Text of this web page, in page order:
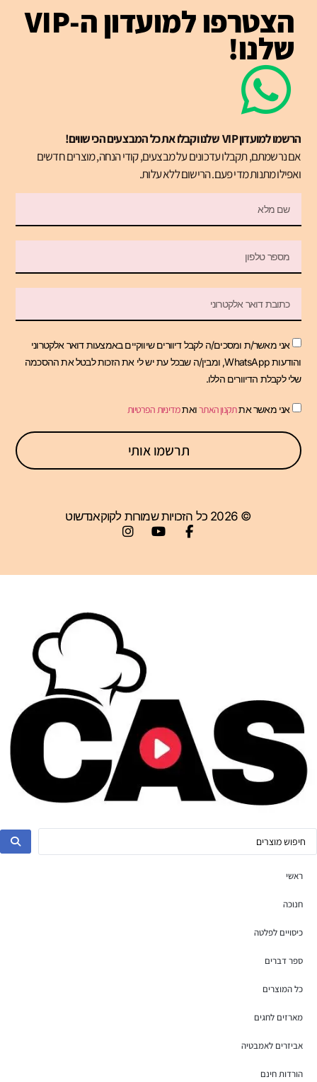
הצטרפו למועדון ה-VIP
שלנו!
הרשמו למועדון VIP שלנו וקבלו את כל המבצעים הכי שווים!
אם נרשמתם, תקבלו עדכונים על מבצעים, קודי הנחה, מוצרים חדשים
ואפילו מתנות מדי פעם. הרישום ללא עלות.
אני מאשר/ת ומסכים/ה לקבל דיוורים שיווקיים באמצעות דואר אלקטרוני
והודעות WhatsApp, ומבין/ה שבכל עת יש לי את הזכות לבטל את ההסכמה
שלי לקבלת הדיוורים הללו.
אני מאשר אתתקנון האתרואתמדיניות הפרטיות
תרשמו אותי
© 2026 כל הזכויות שמורות לקוקאנדשוט
ראשי
חנוכה
כיסויים לפלטה
ספר דברים
כל המוצרים
מארזים לחגים
אביזרים לאמבטיה
הורדות חינם